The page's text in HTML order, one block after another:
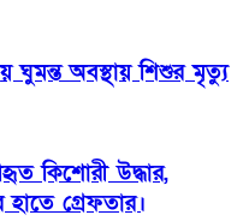
ঘুমন্ত অবস্থায় শিশুর মৃত্যু
কিশোরী উদ্ধার,
গ্রেফতার।